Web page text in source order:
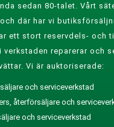
sedan 80-talet. Vårt
där har vi
ett stort reservdels- och
verkstaden reparerar och
Vi är auktoriserade:
och serviceverkstad
återförsäljare och
och serviceverkstad